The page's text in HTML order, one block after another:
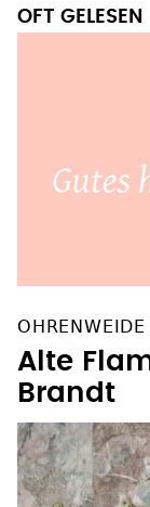
OFT GELESEN
Alte
Brandt